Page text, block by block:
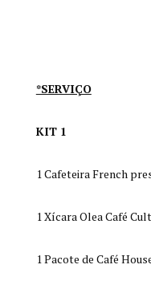
*SERVIÇO
KIT 1
1 Cafeteira French
1 Xícara Olea Café
1 Pacote de Café